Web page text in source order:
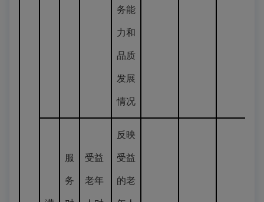
务能
力和
品质
发展
情况
服
务
受益
老年
反映
受益
的老